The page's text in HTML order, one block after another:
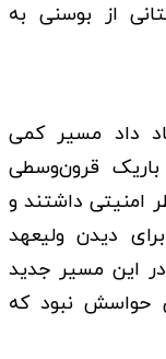
از بوسنی به
داد مسیر کمی
قرون‌وسطی
امنیتی داشتند و
دیدن ولیعهد
این مسیر جدید
حواسش نبود که